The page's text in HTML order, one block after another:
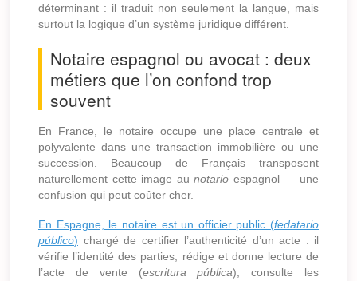
déterminant : il traduit non seulement la langue, mais
surtout la logique d’un système juridique différent.
Notaire espagnol ou avocat : deux
métiers que l’on confond trop
souvent
En France, le notaire occupe une place centrale et
polyvalente dans une transaction immobilière ou une
succession. Beaucoup de Français transposent
naturellement cette image aunotario espagnol — une
confusion qui peut coûter cher.
En Espagne, le notaire est un officier public (fedatario
público) chargé de certifier l’authenticité d’un acte : il
vérifie l’identité des parties, rédige et donne lecture de
l’acte de vente (escritura pública), consulte les